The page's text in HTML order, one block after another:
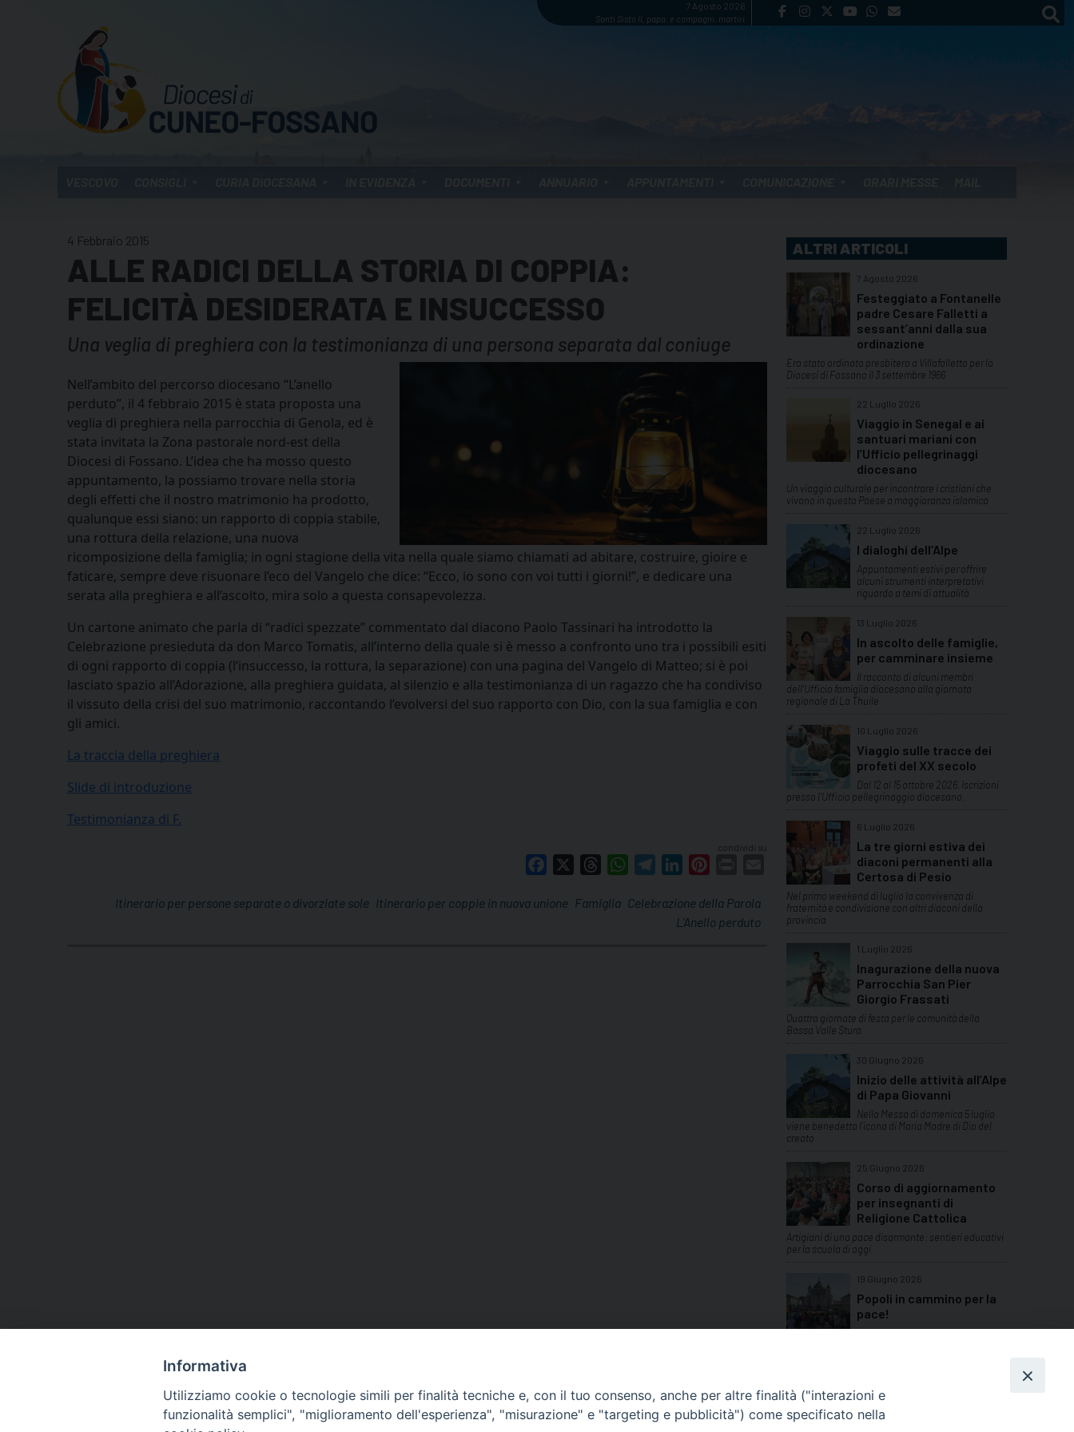
7 Agosto 2026
Santi Sisto II, papa, e compagni, martiri
4 Febbraio 2015
ALLE RADICI DELLA STORIA DI COPPIA:
FELICITÀ DESIDERATA E INSUCCESSO
Una veglia di preghiera con la testimonianza di una persona separata dal coniuge
Nell’ambito del percorso diocesano “L’anello
perduto”, il 4 febbraio 2015 è stata proposta una
veglia di preghiera nella parrocchia di Genola, ed è
stata invitata la Zona pastorale nord-est della
Diocesi di Fossano. L’idea che ha mosso questo
appuntamento, la possiamo trovare nella storia
degli effetti che il nostro matrimonio ha prodotto,
qualunque essi siano: un rapporto di coppia stabile,
una rottura della relazione, una nuova
ricomposizione della famiglia; in ogni stagione della vita nella quale siamo chiamati ad abitare, costruire, gioire e
faticare, sempre deve risuonare l’eco del Vangelo che dice: “Ecco, io sono con voi tutti i giorni!”, e dedicare una
serata alla preghiera e all’ascolto, mira solo a questa consapevolezza.
Un cartone animato che parla di “radici spezzate” commentato dal diacono Paolo Tassinari ha introdotto la
Celebrazione presieduta da don Marco Tomatis, all’interno della quale si è messo a confronto uno tra i possibili esiti
di ogni rapporto di coppia (l’insuccesso, la rottura, la separazione) con una pagina del Vangelo di Matteo; si è poi
lasciato spazio all’Adorazione, alla preghiera guidata, al silenzio e alla testimonianza di un ragazzo che ha condiviso
il vissuto della crisi del suo matrimonio, raccontando l’evolversi del suo rapporto con Dio, con la sua famiglia e con
gli amici.
La traccia della preghiera
Slide di introduzione
Testimonianza di F.
condividi su
Facebook ThreadsWhatsAppTelegramLinkedIn Email
Celebrazione della Parola
Famiglia
Itinerario per coppie in nuova unione
Itinerario per persone separate o divorziate sole
L'Anello perduto
ALTRI ARTICOLI
7 Agosto 2026
Festeggiato a Fontanelle
padre Cesare Falletti a
sessant’anni dalla sua
ordinazione
Era stato ordinato presbitero a Villafalletto per la
Diocesi di Fossano il 3 settembre 1966
22 Luglio 2026
Viaggio in Senegal e ai
santuari mariani con
l’Ufficio pellegrinaggi
diocesano
Un viaggio culturale per incontrare i cristiani che
vivono in questo Paese a maggioranza islamica
22 Luglio 2026
I dialoghi dell’Alpe
Appuntamenti estivi per offrire
alcuni strumenti interpretativi
riguardo a temi di attualità
13 Luglio 2026
In ascolto delle famiglie,
per camminare insieme
Il racconto di alcuni membri
dell'Ufficio famiglia diocesano alla giornata
regionale di La Thuile
10 Luglio 2026
Viaggio sulle tracce dei
profeti del XX secolo
Dal 12 al 15 ottobre 2026. Iscrizioni
presso l'Ufficio pellegrinaggio diocesano.
6 Luglio 2026
La tre giorni estiva dei
diaconi permanenti alla
Certosa di Pesio
Nel primo weekend di luglio la convivenza di
fraternità e condivisione con altri diaconi della
provincia
1 Luglio 2026
Inagurazione della nuova
Parrocchia San Pier
Giorgio Frassati
Quattro giornate di festa per le comunità della
Bassa Valle Stura
30 Giugno 2026
Inizio delle attività all’Alpe
di Papa Giovanni
Nella Messa di domenica 5 luglio
viene benedetta l’icona di Maria Madre di Dio del
creato
25 Giugno 2026
Corso di aggiornamento
per insegnanti di
Religione Cattolica
Artigiani di una pace disarmante: sentieri educativi
per la scuola di oggi
19 Giugno 2026
Popoli in cammino per la
pace!
Domenica 14 giugno a Valdocco in
TUTTI GLI ARTICOLI
Informativa
Utilizziamo cookie o tecnologie simili per finalità tecniche e, con il tuo consenso, anche per altre finalità ("interazioni e
funzionalità semplici", "miglioramento dell'esperienza", "misurazione" e "targeting e pubblicità") come specificato nella